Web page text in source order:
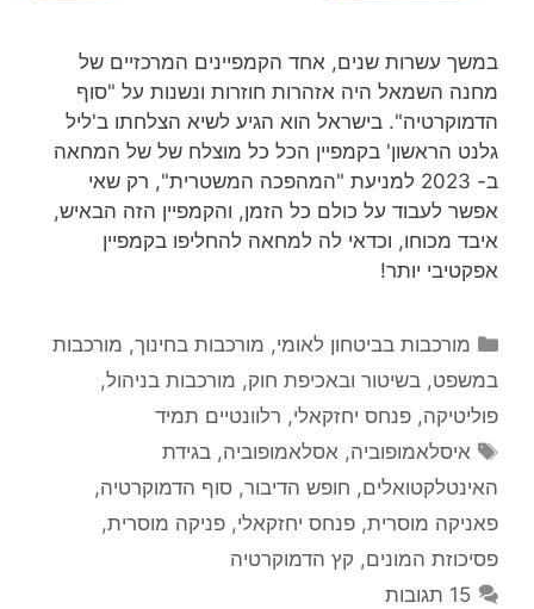
במשך עשרות שנים, אחד הקמפיינים המרכזיים של
מחנה השמאל היה אזהרות חוזרות ונשנות על "סוף
הדמוקרטיה". בישראל הוא הגיע לשיא הצלחתו ב'ליל
גלנט הראשון' בקמפיין הכל כל מוצלח של של המחאה
ב- 2023 למניעת "המהפכה המשטרית", רק שאי
אפשר לעבוד על כולם כל הזמן, והקמפיין הזה הבאיש,
איבד מכוחו, וכדאי לה למחאה להחליפו בקמפיין
אפקטיבי יותר!
קטגוריות
מורכבות בביטחון לאומי, מורכבות בחינוך, מורכבות
במשפט, בשיטור ובאכיפת חוק, מורכבות בניהול,
פוליטיקה, פנחס יחזקאלי, רלוונטיים תמיד
תגיות
איסלאמופוביה, אסלאמופוביה,בגידת
האינטלקטואלים, חופש הדיבור, סוף הדמוקרטיה,
פאניקה מוסרית, פנחס יחזקאלי, פניקה מוסרית,
פסיכוזת המונים, קץ הדמוקרטיה
15 תגובות